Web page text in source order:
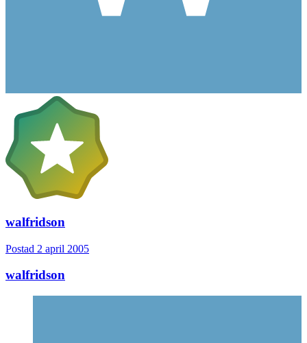
walfridson
Postad 2 april 2005
walfridson